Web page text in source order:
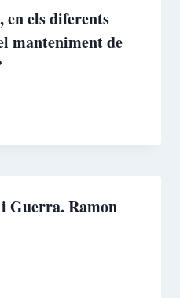
els diferents
manteniment de
Guerra. Ramon